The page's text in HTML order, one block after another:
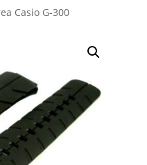
Casio G-300